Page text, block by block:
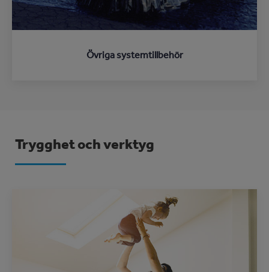
Övriga systemtillbehör
Trygghet och verktyg